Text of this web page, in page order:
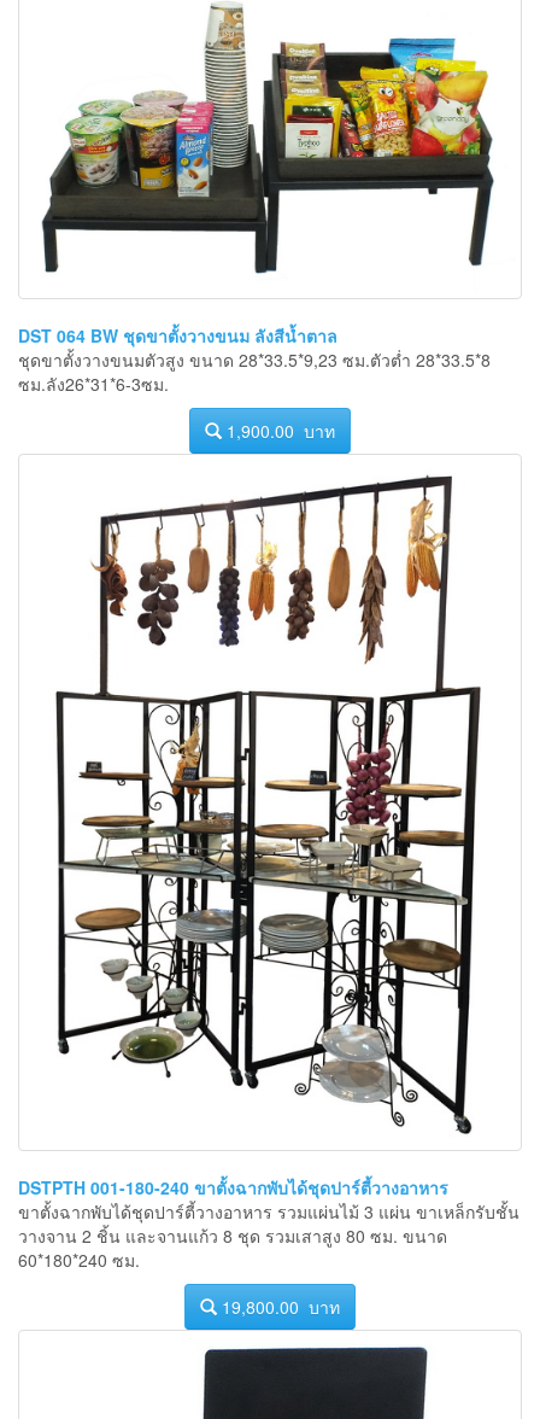
DST 064 BW ชุดขาตั้งวางขนม ลังสีน้ำตาล
ชุดขาตั้งวางขนมตัวสูง ขนาด 28*33.5*9,23 ซม.ตัวต่ำ 28*33.5*8
ซม.ลัง26*31*6-3ซม.
1,900.00 บาท
DSTPTH 001-180-240 ขาตั้งฉากพับได้ชุดปาร์ตี้วางอาหาร
ขาตั้งฉากพับได้ชุดปาร์ตี้วางอาหาร รวมแผ่นไม้ 3 แผ่น ขาเหล็กรับชั้น
วางจาน 2 ชิ้น และจานแก้ว 8 ชุด รวมเสาสูง 80 ซม. ขนาด
60*180*240 ซม.
19,800.00 บาท